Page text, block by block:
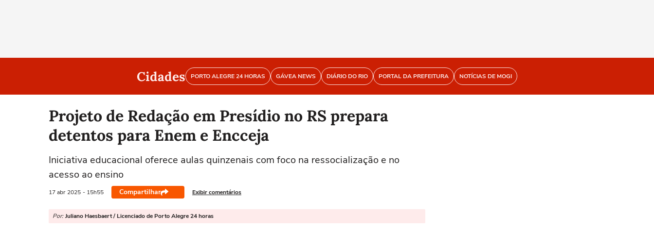
Cidades PORTO ALEGRE 24 HORAS GÁVEA NEWS DIÁRIO DO RIO PORTAL DA PREFEITURA NOTÍCIAS DE MOGI
Projeto de Redação em Presídio no RS prepara
detentos para Enem e Encceja
Iniciativa educacional oferece aulas quinzenais com foco na ressocialização e no
acesso ao ensino
17 abr 2025 - 15h55 Compartilhar Exibir comentários
Por: Juliano Haesbaert / Licenciado de Porto Alegre 24 horas